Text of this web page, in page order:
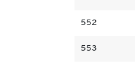
552
553